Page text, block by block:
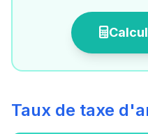
Taux de taxe